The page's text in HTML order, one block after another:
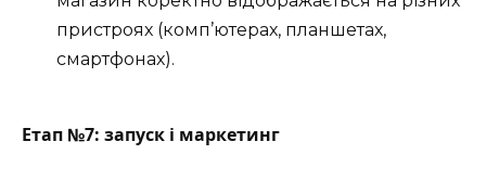
пристроях (комп’ютерах, планшетах,
смартфонах).
Етап №7: запуск і маркетинг